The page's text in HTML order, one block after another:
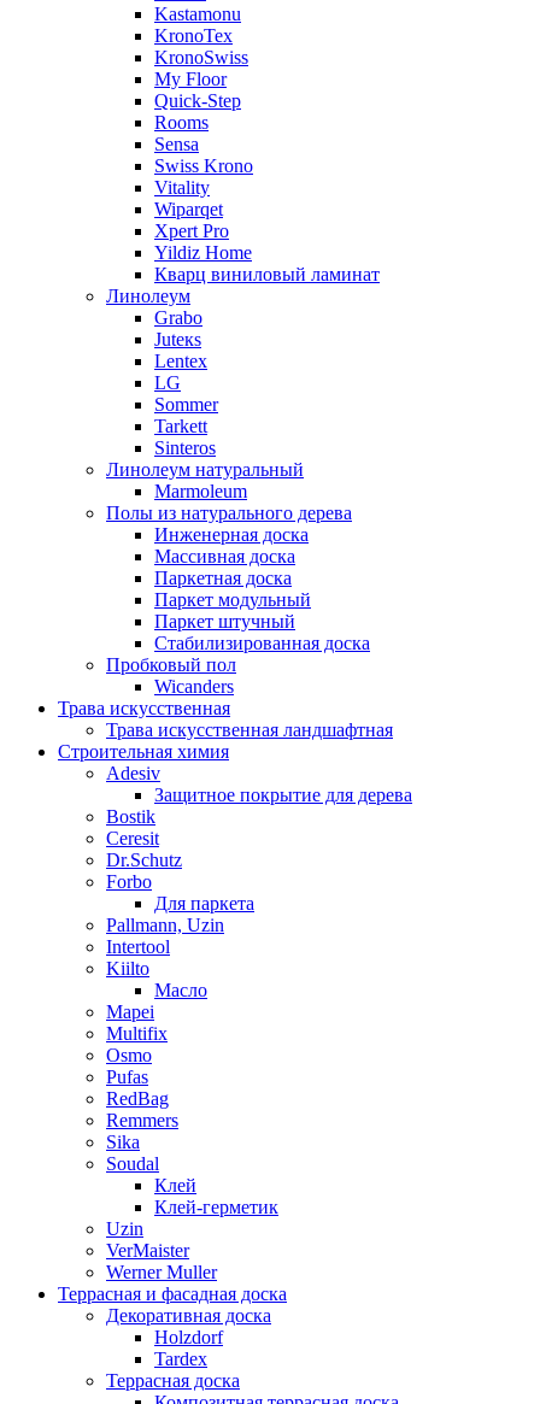
Kastamonu
KronoTex
KronoSwiss
My Floor
Quick-Step
Rooms
Sensa
Swiss Krono
Vitality
Wiparqet
Xpert Pro
Yildiz Home
Кварц виниловый ламинат
Линолеум
Grabo
Juteкs
Lentex
LG
Sommer
Tarkett
Sinteros
Линолеум натуральный
Marmoleum
Полы из натурального дерева
Инженерная доска
Массивная доска
Паркетная доска
Паркет модульный
Паркет штучный
Стабилизированная доска
Пробковый пол
Wicanders
Трава искусственная
Трава искусственная ландшафтная
Строительная химия
Adesiv
Защитное покрытие для дерева
Bostik
Ceresit
Dr.Schutz
Forbo
Для паркета
Pallmann, Uzin
Intertool
Kiilto
Масло
Mapei
Multifix
Osmo
Pufas
RedBag
Remmers
Sika
Soudal
Клей
Клей-герметик
Uzin
VerMaister
Werner Muller
Террасная и фасадная доска
Декоративная доска
Holzdorf
Tardex
Террасная доска